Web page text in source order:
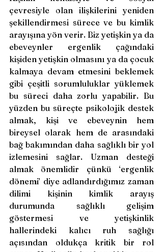
çevresiyle olan ilişkilerini yeniden
şekillendirmesi sürece ve bu kimlik
arayışına yön verir. Biz yetişkin ya da
ebeveynler ergenlik çağındaki
kişiden yetişkin olmasını ya da çocuk
kalmaya devam etmesini beklemek
gibi çeşitli sorumluluklar yüklemek
bu süreci daha zorlu yapabilir. Bu
yüzden bu süreçte psikolojik destek
almak, kişi ve ebeveynin hem
bireysel olarak hem de arasındaki
bağ bakımından daha sağlıklı bir yol
izlemesini sağlar. Uzman desteği
almak önemlidir çünkü ‘ergenlik
dönemi’ diye adlandırdığımız zaman
dilimi kişinin kimlik arayış
durumunda sağlıklı gelişim
göstermesi ve yetişkinlik
hallerindeki kalıcı ruh sağlığı
açısından oldukça kritik bir rol